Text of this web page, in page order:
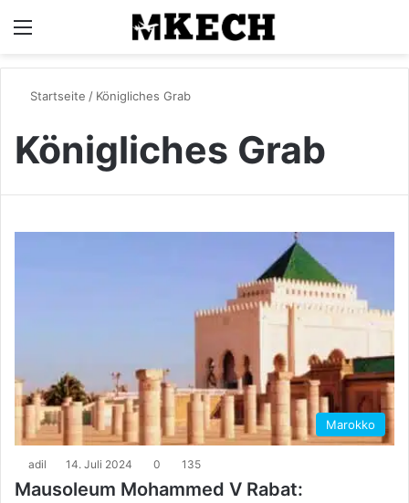
Startseite / Königliches Grab
Königliches Grab
Marokko
adil 14. Juli 2024 0 135
Mausoleum Mohammed V Rabat: